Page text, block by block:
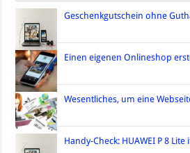
Geschenkgutschein ohne
Einen eigenen Onlineshop
Wesentliches, um eine
Handy-Check: HUAWEI P 8